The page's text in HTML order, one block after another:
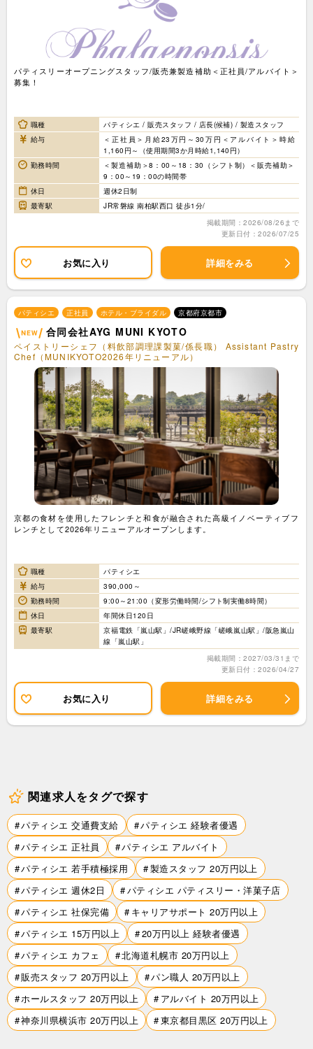
パティスリーオープニングスタッフ/販売兼製造補助＜正社員/アルバイト＞
募集！
職種
パティシエ / 販売スタッフ / 店長(候補) / 製造スタッフ
給与
＜正社員＞月給23万円～30万円＜アルバイト＞時給
1,160円～（使用期間3か月時給1,140円）
勤務時間
＜製造補助＞8：00～18：30（シフト制）＜販売補助＞
9：00～19：00の時間帯
休日
週休2日制
最寄駅
JR常磐線 南柏駅西口 徒歩1分/
掲載期間：2026/08/26まで
更新日付：2026/07/25
お気に入り 詳細をみる
パティシエ 正社員 ホテル・ブライダル 京都府京都市
合同会社AYG MUNI KYOTO
ペイストリーシェフ（料飲部調理課製菓/係長職） Assistant Pastry
Chef（MUNIKYOTO2026年リニューアル）
京都の食材を使用したフレンチと和食が融合された高級イノベーティブフ
レンチとして2026年リニューアルオープンします。
職種
パティシエ
給与
390,000～
勤務時間
9:00～21:00（変形労働時間/シフト制実働8時間）
休日
年間休日120日
最寄駅
京福電鉄「嵐山駅」/JR嵯峨野線「嵯峨嵐山駅」/阪急嵐山
線「嵐山駅」
掲載期間：2027/03/31まで
更新日付：2026/04/27
お気に入り 詳細をみる
関連求人をタグで探す
パティシエ 交通費支給
パティシエ 経験者優遇
パティシエ 正社員
パティシエ アルバイト
パティシエ 若手積極採用
製造スタッフ 20万円以上
パティシエ 週休2日
パティシエ パティスリー・洋菓子店
パティシエ 社保完備
キャリアサポート 20万円以上
パティシエ 15万円以上
20万円以上 経験者優遇
パティシエ カフェ
北海道札幌市 20万円以上
販売スタッフ 20万円以上
パン職人 20万円以上
ホールスタッフ 20万円以上
アルバイト 20万円以上
神奈川県横浜市 20万円以上
東京都目黒区 20万円以上